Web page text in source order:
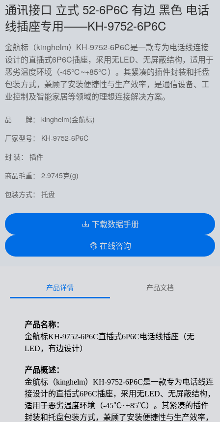
通讯接口 立式 52-6P6C 有边 黑色 电话
线插座专用——KH-9752-6P6C
金航标（kinghelm）KH-9752-6P6C是一款专为电话线连接
设计的直插式6P6C插座，采用无LED、无屏蔽结构，适用于
恶劣温度环境（-45℃~+85℃）。其紧凑的插件封装和托盘
包装方式，兼顾了安装便捷性与生产效率，是通信设备、工
业控制及智能家居等领域的理想连接解决方案。
品 牌： kinghelm(金航标)
厂家型号： KH-9752-6P6C
封 装： 插件
商品毛重： 2.9745克(g)
包装方式： 托盘
下载数据手册
在线咨询
产品详情 产品文档
产品名称：
金航标KH-9752-6P6C直插式6P6C电话线插座（无
LED，有边设计）
产品概述：
金航标（kinghelm）KH-9752-6P6C是一款专为电话线连
接设计的直插式6P6C插座，采用无LED、无屏蔽结构，
适用于恶劣温度环境（-45℃~+85℃）。其紧凑的插件
封装和托盘包装方式，兼顾了安装便捷性与生产效率，